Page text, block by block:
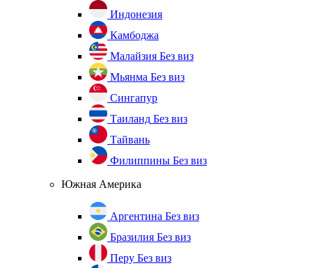
Индонезия
Камбоджа
Малайзия Без виз
Мьянма Без виз
Сингапур
Таиланд Без виз
Тайвань
Филиппины Без виз
Южная Америка
Аргентина Без виз
Бразилия Без виз
Перу Без виз